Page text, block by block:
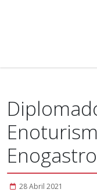
28 Abril 2021